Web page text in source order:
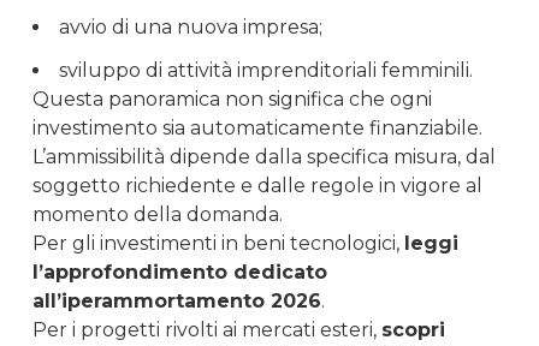
avvio di una nuova impresa;
sviluppo di attività imprenditoriali femminili.
Questa panoramica non significa che ogni
investimento sia automaticamente finanziabile.
L’ammissibilità dipende dalla specifica misura, dal
soggetto richiedente e dalle regole in vigore al
momento della domanda.
Per gli investimenti in beni tecnologici, leggi
l’approfondimento dedicato
all’iperammortamento 2026.
Per i progetti rivolti ai mercati esteri, scopri